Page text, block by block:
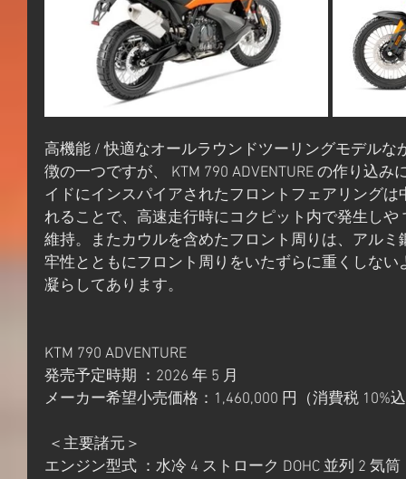
高機能 / 快適なオールラウンドツーリングモデルな
徴の一つですが、 KTM 790 ADVENTURE の作り込
イドにインスパイアされたフロントフェアリング
れることで、高速走行時にコクピット内で発生し
維持。またカウルを含めたフロント周りは、アル
牢性とともにフロント周りをいたずらに重くしな
凝らしてあります。
KTM 790 ADVENTURE
発売予定時期 ：2026 年 5 月
メーカー希望小売価格：1,460,000 円（消費税 10%
＜主要諸元＞
エンジン型式 ：水冷 4 ストローク DOHC 並列 2 気筒